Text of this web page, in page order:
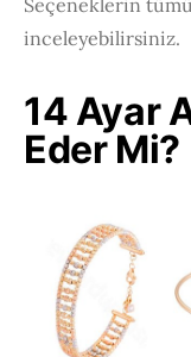
Seçeneklerin
inceleyebilirsiniz.
14 Ayar
Eder Mi?